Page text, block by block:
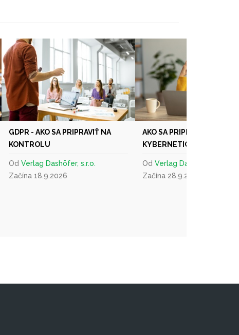
GDPR - AKO SA PRIPRAVIŤ NA
KONTROLU
Od Verlag Dashöfer, s.r.o.
Začína 18.9.2026
AKO SA PRIPRAVIŤ NA
KYBERNETICKEJ
Od Verlag Dashöfer, s.r.o.
Začína 28.9.2026